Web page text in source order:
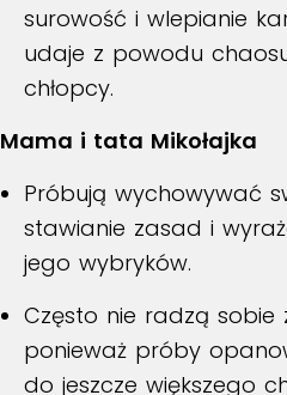
surowość i wlepianie
udaje z powodu
chłopcy.
Mama i tata Mikołajka
Próbują wychowywać
stawianie zasad i
jego wybryków.
Często nie radzą sobie
ponieważ próby
do jeszcze większego